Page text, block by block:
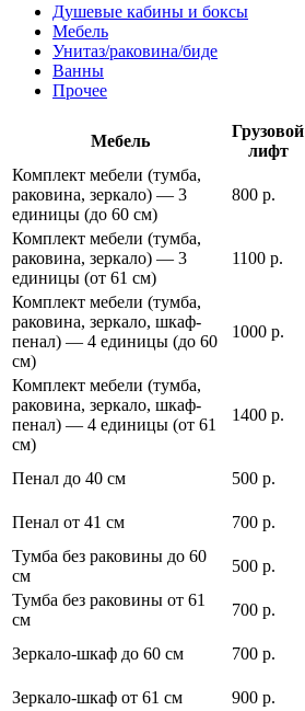
Душевые кабины и боксы
Мебель
Унитаз/раковина/биде
Ванны
Прочее
Мебель
Грузовой
лифт
Комплект мебели (тумба,
раковина, зеркало) — 3
единицы (до 60 см)
800 р.
Комплект мебели (тумба,
раковина, зеркало) — 3
единицы (от 61 см)
1100 р.
Комплект мебели (тумба,
раковина, зеркало, шкаф-
пенал) — 4 единицы (до 60
см)
1000 р.
Комплект мебели (тумба,
раковина, зеркало, шкаф-
пенал) — 4 единицы (от 61
см)
1400 р.
Пенал до 40 см 500 р.
Пенал от 41 см
700 р.
Тумба без раковины до 60
см
500 р.
Тумба без раковины от 61
см
700 р.
Зеркало-шкаф до 60 см
700 р.
Зеркало-шкаф от 61 см
900 р.